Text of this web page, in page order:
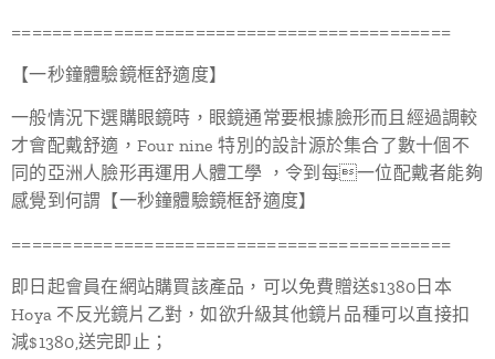
===========================================
【一秒鐘體驗鏡框舒適度】
一般情況下選購眼鏡時，眼鏡通常要根據臉形而且經過調較
才會配戴舒適，Four nine 特別的設計源於集合了數十個不
同的亞洲人臉形再運用人體工學 ，令到每一位配戴者能夠
感覺到何謂【一秒鐘體驗鏡框舒適度】
===========================================
即日起會員在網站購買該產品，可以免費贈送$1380日本
Hoya 不反光鏡片乙對，如欲升級其他鏡片品種可以直接扣
減$1380,送完即止；